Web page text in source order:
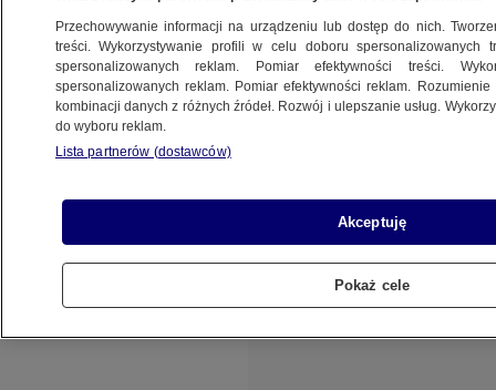
Krzysztof Posytek
5.06.2026, 11:18
Posłuchaj artykułu
Czyta lektor AI
Burza przechodząca nad uaktywniającym się
wulkanem to nieczęsty widok - a tym rzadziej
uwieczniany na nagraniu. W ostatnich dniach w
Meksyku udało się jednak zarejestrować to
Przechowywanie informacji na urządzeniu lub dostęp do nich.
treści. Wykorzystywanie profili w celu doboru spersonalizowanych
spersonalizowanych reklam. Pomiar efektywności treści.
spersonalizowanych reklam. Pomiar efektywności reklam.
kombinacji danych z różnych źródeł. Rozwój i ulepszanie usług.
do wyboru reklam.
Lista partnerów (dostawców)
Akceptuję
Pokaż cele